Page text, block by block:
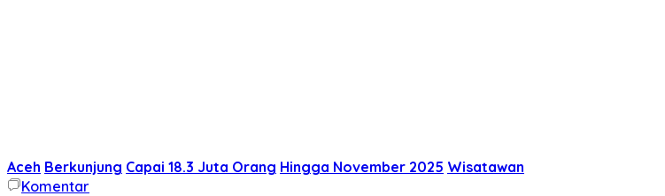
Aceh Berkunjung Capai 18.3 Juta Orang Hingga November 2025 Wisatawan
Komentar